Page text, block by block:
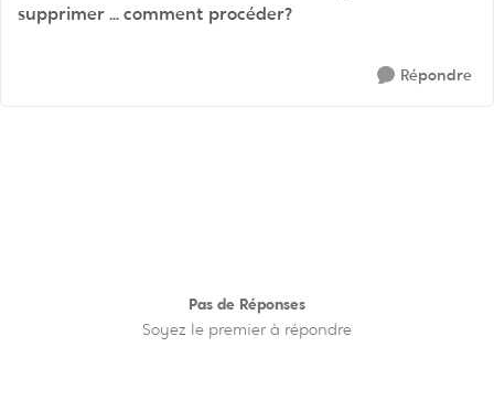
supprimer ... comment procéder?
Répondre
Pas de Réponses
Soyez le premier à répondre